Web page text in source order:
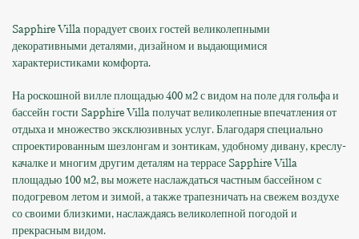
Sapphire Villa порадует своих гостей великолепными
декоративными деталями, дизайном и выдающимися
характеристиками комфорта.
На роскошной вилле площадью 400 м2 с видом на поле для гольфа и
бассейн гости Sapphire Villa получат великолепные впечатления от
отдыха и множество эксклюзивных услуг. Благодаря специально
спроектированным шезлонгам и зонтикам, удобному дивану, креслу-
качалке и многим другим деталям на террасе Sapphire Villa
площадью 100 м2, вы можете наслаждаться частным бассейном с
подогревом летом и зимой, а также трапезничать на свежем воздухе
со своими близкими, наслаждаясь великолепной погодой и
прекрасным видом.